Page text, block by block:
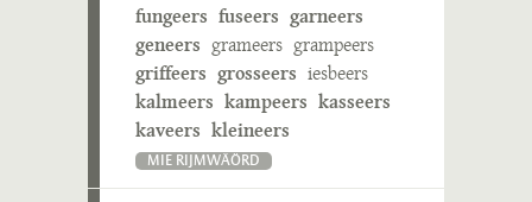
fungeers fuseers garneers
geneers grameers grampeers
griffeers grosseers iesbeers
kalmeers kampeers kasseers
kaveers kleineers
MIE RIJMWÄÖRD